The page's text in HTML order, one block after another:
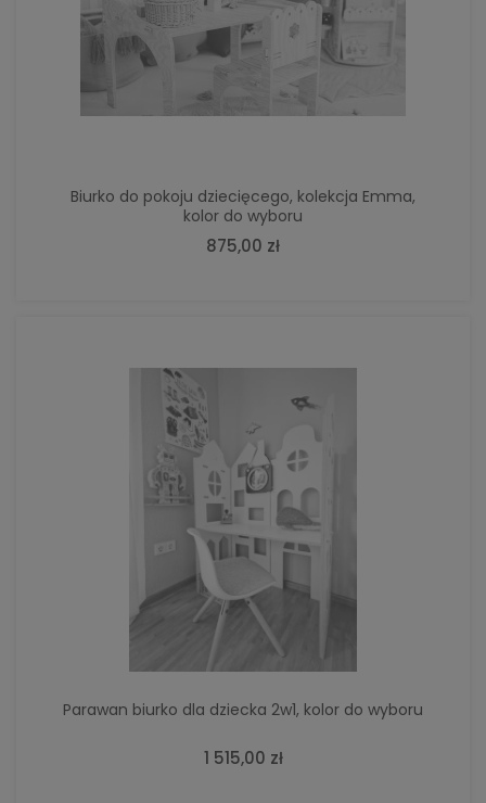
Biurko do pokoju dziecięcego, kolekcja Emma,
kolor do wyboru
875,00 zł
Parawan biurko dla dziecka 2w1, kolor do wyboru
1 515,00 zł